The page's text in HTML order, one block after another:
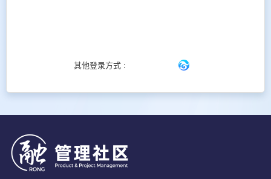
其他登录方式 :